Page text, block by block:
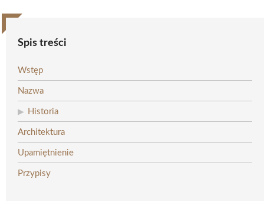
Spis treści
Wstęp
Nazwa
Historia
Architektura
Upamiętnienie
Przypisy